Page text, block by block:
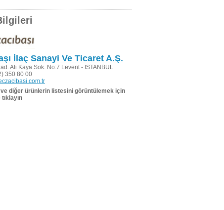
İlaç Sanayi Ve Ticaret A.Ş.
Ali Kaya Sok. No:7 Levent - İSTANBUL
350 80 00
diğer ürünlerin listesini görüntülemek için